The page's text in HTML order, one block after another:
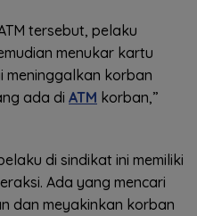
tersebut, pelaku
menukar kartu
meninggalkan korban
ada di ATM korban,”
di sindikat ini memiliki
Ada yang mencari
dan meyakinkan korban